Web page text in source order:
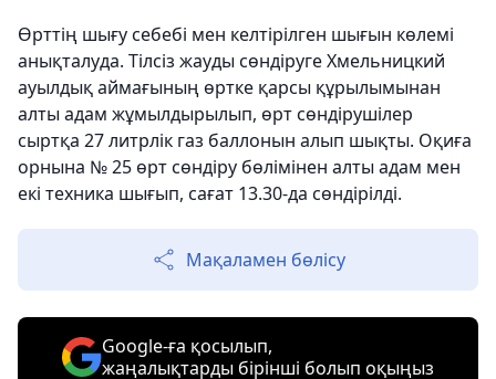
Өрттің шығу себебі мен келтірілген шығын көлемі
анықталуда. Тілсіз жауды сөндіруге Хмельницкий
ауылдық аймағының өртке қарсы құрылымынан
алты адам жұмылдырылып, өрт сөндірушілер
сыртқа 27 литрлік газ баллонын алып шықты. Оқиға
орнына № 25 өрт сөндіру бөлімінен алты адам мен
екі техника шығып, сағат 13.30-да сөндірілді.
Мақаламен бөлісу
Google-ға қосылып,
жаңалықтарды бірінші болып оқыңыз